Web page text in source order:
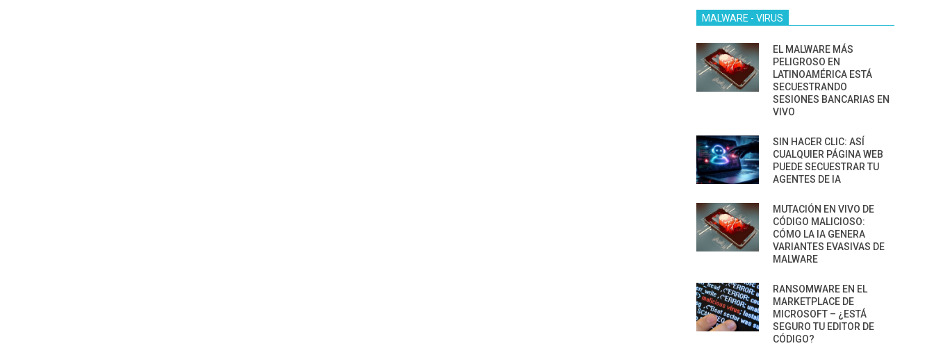
MALWARE - VIRUS
EL MALWARE MÁS
PELIGROSO EN
LATINOAMÉRICA ESTÁ
SECUESTRANDO
SESIONES BANCARIAS EN
VIVO
SIN HACER CLIC: ASÍ
CUALQUIER PÁGINA WEB
PUEDE SECUESTRAR TU
AGENTES DE IA
MUTACIÓN EN VIVO DE
CÓDIGO MALICIOSO:
CÓMO LA IA GENERA
VARIANTES EVASIVAS DE
MALWARE
RANSOMWARE EN EL
MARKETPLACE DE
MICROSOFT – ¿ESTÁ
SEGURO TU EDITOR DE
CÓDIGO?